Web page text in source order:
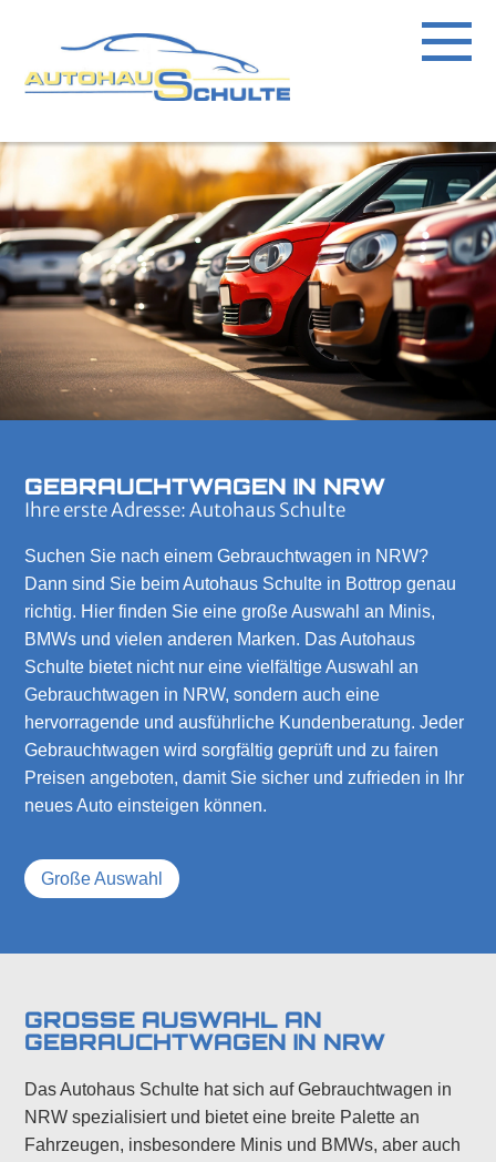
GEBRAUCHTWAGEN IN NRW
Ihre erste Adresse: Autohaus Schulte
Suchen Sie nach einem Gebrauchtwagen in NRW?
Dann sind Sie beim Autohaus Schulte in Bottrop genau
richtig. Hier finden Sie eine große Auswahl an Minis,
BMWs und vielen anderen Marken. Das Autohaus
Schulte bietet nicht nur eine vielfältige Auswahl an
Gebrauchtwagen in NRW, sondern auch eine
hervorragende und ausführliche Kundenberatung. Jeder
Gebrauchtwagen wird sorgfältig geprüft und zu fairen
Preisen angeboten, damit Sie sicher und zufrieden in Ihr
neues Auto einsteigen können.
Große Auswahl
GROSSE AUSWAHL AN G
EBRAUCHTWAGEN IN NRW
Das Autohaus Schulte hat sich auf Gebrauchtwagen in
NRW spezialisiert und bietet eine breite Palette an
Fahrzeugen, insbesondere Minis und BMWs, aber auch